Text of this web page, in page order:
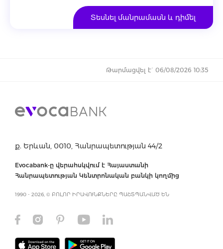
Տեսնել մանրամասն և դիմել
Թարմացվել է` 06/08/2026 10:35
ք. Երևան, 0010, Հանրապետության 44/2
Evocabank-ը վերահսկվում է Հայաստանի
Հանրապետության Կենտրոնական բանկի կողմից
1990 - 2026, © ԲՈԼՈՐ ԻՐԱՎՈՒՆՔՆԵՐԸ ՊԱՇՏՊԱՆՎԱԾ ԵՆ